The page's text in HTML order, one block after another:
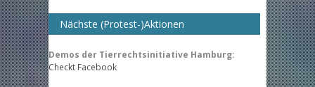
Nächste (Protest-)Aktionen
Demos der Tierrechtsinitiative Hamburg:
Checkt Facebook